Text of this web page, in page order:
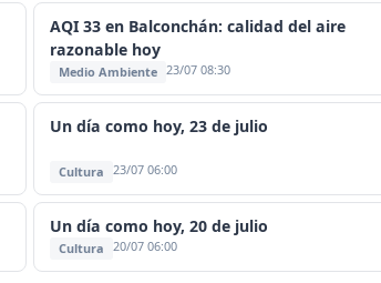
AQI 33 en Balconchán: calidad del aire
razonable hoy
Medio Ambiente 23/07 08:30
Un día como hoy, 23 de julio
Cultura 23/07 06:00
Un día como hoy, 20 de julio
Cultura 20/07 06:00